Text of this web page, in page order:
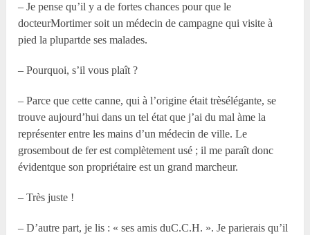
– Je pense qu’il y a de fortes chances pour que le
docteurMortimer soit un médecin de campagne qui visite à
pied la plupartde ses malades.
– Pourquoi, s’il vous plaît ?
– Parce que cette canne, qui à l’origine était trèsélégante, se
trouve aujourd’hui dans un tel état que j’ai du mal àme la
représenter entre les mains d’un médecin de ville. Le
grosembout de fer est complètement usé ; il me paraît donc
évidentque son propriétaire est un grand marcheur.
– Très juste !
– D’autre part, je lis : « ses amis duC.C.H. ». Je parierais qu’il